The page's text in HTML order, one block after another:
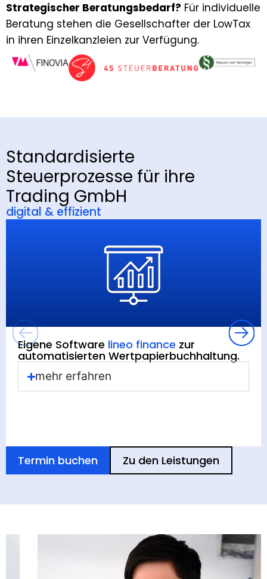
Strategischer Beratungsbedarf? Für individuelle
Beratung stehen die Gesellschafter der LowTax
in ihren Einzelkanzleien zur Verfügung.
Standardisierte
Steuerprozesse für ihre
Trading GmbH
digital & effizient
Eigene Software lineo finance zur
automatisierten Wertpapierbuchhaltung.
mehr erfahren
Termin buchen Zu den Leistungen